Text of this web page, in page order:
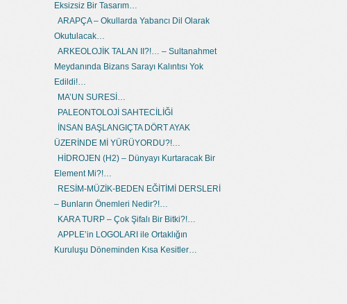
Eksizsiz Bir Tasarım…
ARAPÇA – Okullarda Yabancı Dil Olarak
Okutulacak…
ARKEOLOJİK TALAN II?!… – Sultanahmet
Meydanında Bizans Sarayı Kalıntısı Yok
Edildi!…
MA’UN SURESİ…
PALEONTOLOJİ SAHTECİLİĞİ
İNSAN BAŞLANGIÇTA DÖRT AYAK
ÜZERİNDE Mİ YÜRÜYORDU?!…
HİDROJEN (H2) – Dünyayı Kurtaracak Bir
Element Mi?!…
RESİM-MÜZİK-BEDEN EĞİTİMİ DERSLERİ
– Bunların Önemleri Nedir?!…
KARA TURP – Çok Şifalı Bir Bitki?!…
APPLE’in LOGOLARI ile Ortaklığın
Kuruluşu Döneminden Kısa Kesitler…